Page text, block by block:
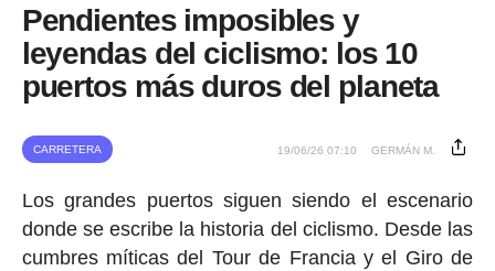
Pendientes imposibles y
leyendas del ciclismo: los 10
puertos más duros del planeta
CARRETERA 19/06/26 07:10 GERMÁN M.
Los grandes puertos siguen siendo el escenario
donde se escribe la historia del ciclismo. Desde las
cumbres míticas del Tour de Francia y el Giro de